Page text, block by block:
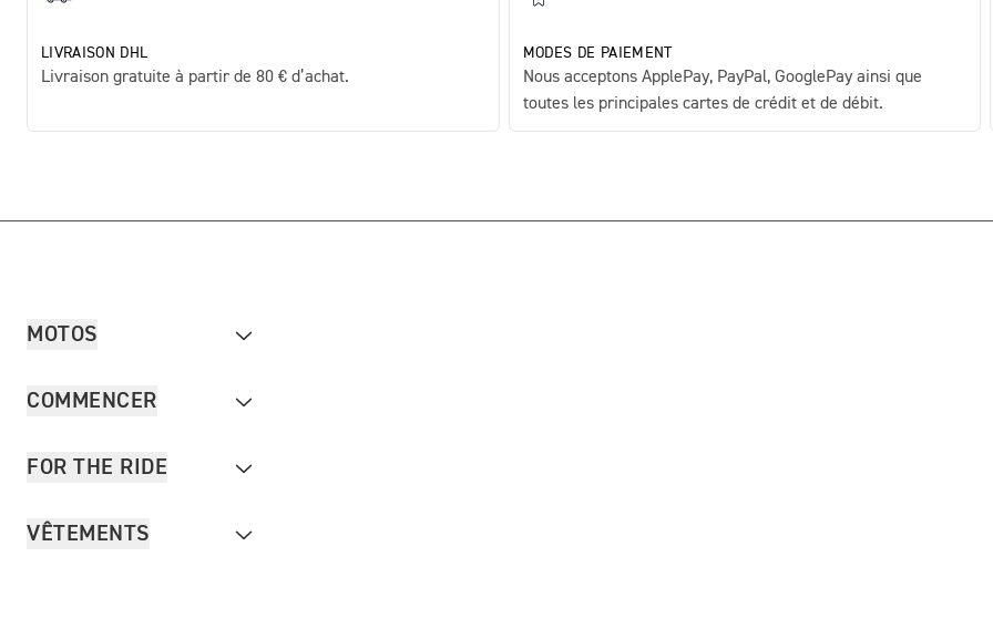
LIVRAISON DHL
Livraison gratuite à partir de 80 € d’achat.
MODES DE PAIEMENT
Nous acceptons ApplePay, PayPal, GooglePay ainsi que
toutes les principales cartes de crédit et de débit.
MOTOS
COMMENCER
FOR THE RIDE
VÊTEMENTS